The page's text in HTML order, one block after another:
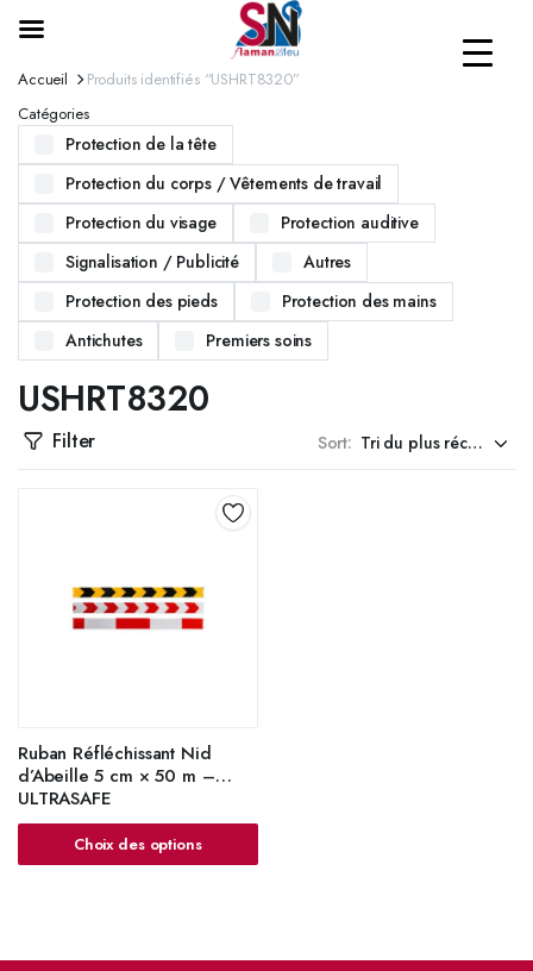
Accueil
Produits identifiés “USHRT8320”
Catégories
Protection de la tête
Protection du corps / Vêtements de travail
Protection du visage
Protection auditive
Signalisation / Publicité
Autres
Protection des pieds
Protection des mains
Antichutes
Premiers soins
USHRT8320
Filter Sort:
Ruban Réfléchissant Nid
d’Abeille 5 cm × 50 m –
ULTRASAFE
Choix des options